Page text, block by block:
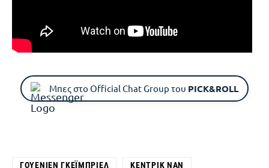
Μπες στο Official Chat Group του PICK&ROLL
ΓΟΥΈΝΙΕΝ ΓΚΈΙΜΠΡΙΕΛ ΚΈΝΤΡΙΚ ΝΑΝ